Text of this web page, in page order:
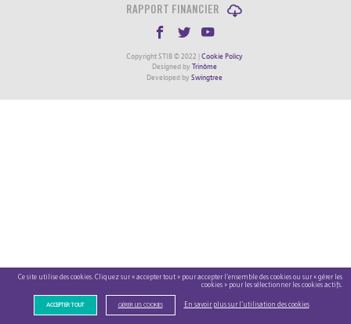
RAPPORT FINANCIER
Copyright STIB © 2022 | Cookie Policy
Designed by Trinôme
Developed by Swingtree
Ce site utilise des cookies. Cliquez sur « accepter tout » pour accepter l’ensemble des cookies ou sur « gérer les
cookies » pour les sélectionner les cookies actifs.
ACCEPTER TOUT GÉRER LES COOKIES En savoir plus sur l’utilisation des cookies